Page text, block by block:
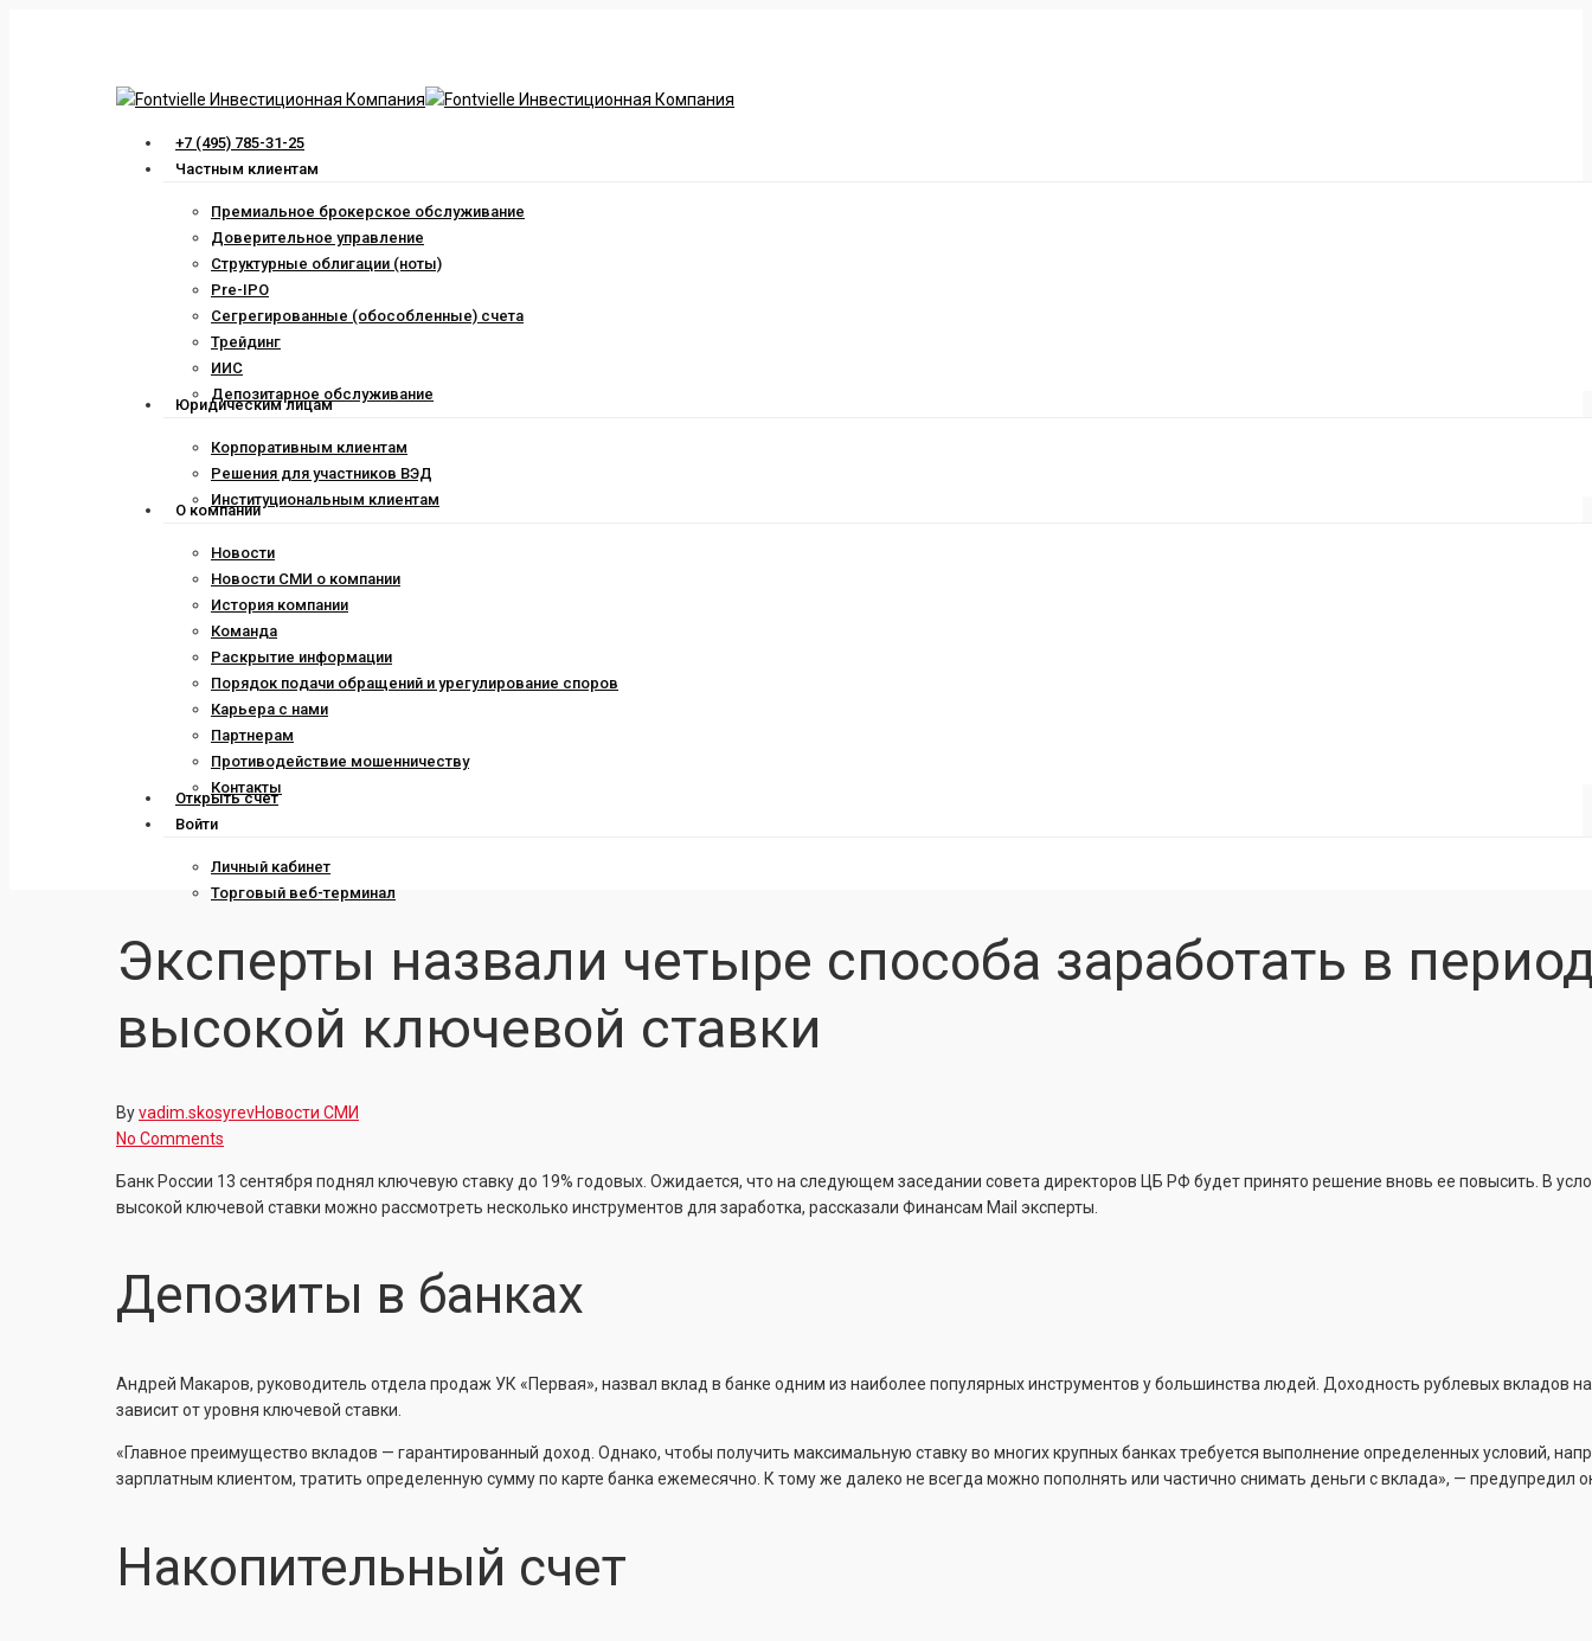
Menu
+7 (495) 785-31-25
Частным клиентам
Премиальное брокерское обслуживание
Доверительное управление
Структурные облигации (ноты)
Pre-IPO
Сегрегированные (обособленные) счета
Трейдинг
ИИС
Депозитарное обслуживание
Юридическим лицам
Корпоративным клиентам
Решения для участников ВЭД
Институциональным клиентам
О компании
Новости
Новости СМИ о компании
История компании
Команда
Раскрытие информации
Порядок подачи обращений и урегулирование споров
Карьера с нами
Партнерам
Противодействие мошенничеству
Контакты
Открыть счет
Войти
Личный кабинет
Торговый веб-терминал
Эксперты назвали четыре способа заработать в
высокой ключевой ставки
Byvadim.skosyrevНовости СМИ
No Comments
Банк России 13 сентября поднял ключевую ставку до 19% годовых. Ожидается, что на следующем заседании совета директоров ЦБ РФ будет принято решение вновь ее повысить. В
высокой ключевой ставки можно рассмотреть несколько инструментов для заработка, рассказали Финансам Mail эксперты.
Депозиты в банках
Андрей Макаров, руководитель отдела продаж УК «Первая», назвал вклад в банке одним из наиболее популярных инструментов у большинства людей. Доходность рублевых вкладов
зависит от уровня ключевой ставки.
«Главное преимущество вкладов — гарантированный доход. Однако, чтобы получить максимальную ставку во многих крупных банках требуется выполнение определенных условий,
зарплатным клиентом, тратить определенную сумму по карте банка ежемесячно. К тому же далеко не всегда можно пополнять или частично снимать деньги с вклада», — предупредил
Накопительный счет